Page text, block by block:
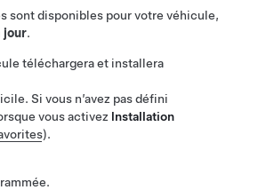
sont disponibles pour votre véhicule,
jour.
téléchargera et installera
Si vous n’avez pas défini
vous activez lnstallation
).